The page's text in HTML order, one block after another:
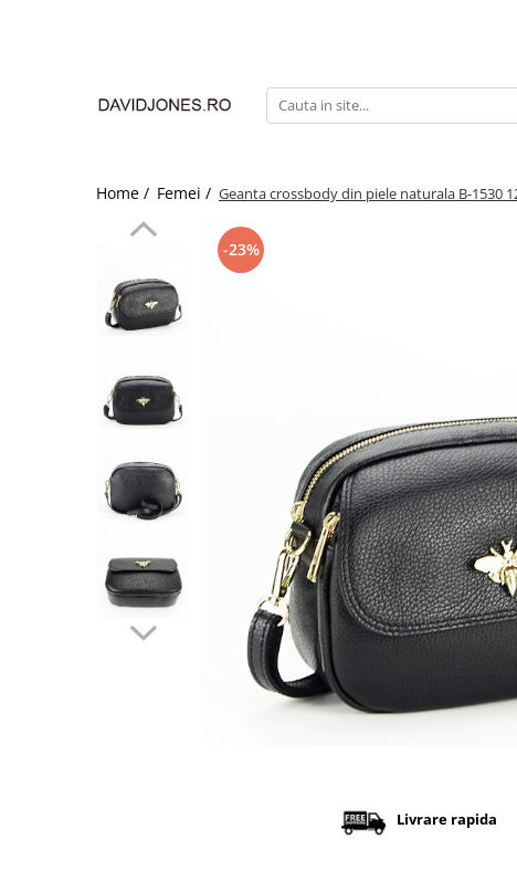
Camasi si topuri
Incaltaminte
Cizme si botine
Home / Femei / Geanta crossbody din piele naturala B-1530
-23%
Livrare rapida